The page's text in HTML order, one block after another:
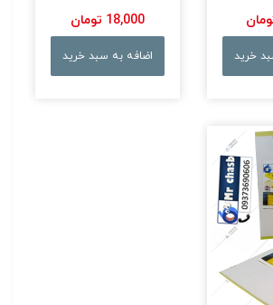
خرید
18,000 تومان
اضافه به سبد خرید